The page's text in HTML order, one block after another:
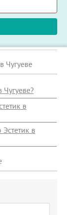
Чугуеве
Чугуеве?
в
в